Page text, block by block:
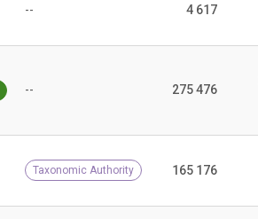
-- 4 617
-- 275 476
Taxonomic Authority 165 176